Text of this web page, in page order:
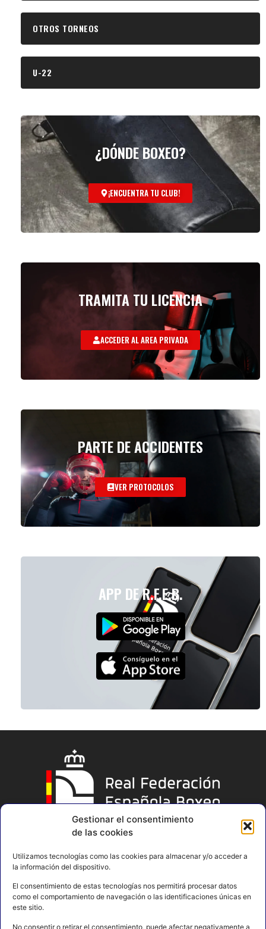
Gestionar el consentimiento
de las cookies
Utilizamos tecnologías como las cookies para almacenar y/o acceder a
la información del dispositivo.
El consentimiento de estas tecnologías nos permitirá procesar datos
como el comportamiento de navegación o las identificaciones únicas en
este sitio.
No consentir o retirar el consentimiento, puede afectar negativamente a
OTROS TORNEOS
U-22
¿DÓNDE BOXEO?
¡ENCUENTRA TU CLUB!
TRAMITA TU LICENCIA
ACCEDER AL AREA PRIVADA
PARTE DE ACCIDENTES
VER PROTOCOLOS
APP DE R.F.E.B.